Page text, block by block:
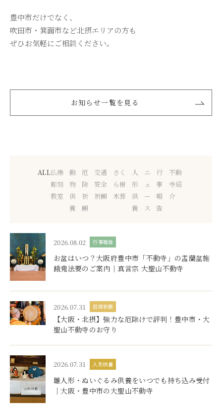
豊中市だけでなく、
吹田市・箕面市など北摂エリアの方も
ぜひお気軽にご相談ください。
お知らせ一覧を見る
ALL仏像
彫刻
教室
動
物
供
養
厄
除
祈
願
交通
安全
祈願
さく
ら樹
木葬
人
形
供
養
ニ
ュ
ー
ス
行
事
報
告
不動
寺紹
介
2026.08.02 行事報告
お盆はいつ？大阪府豊中市「不動寺」の盂蘭盆施
餓鬼法要のご案内｜真言宗 大聖山不動寺
2026.07.31 厄除祈願
【大阪・北摂】強力な厄除けで評判！豊中市・大
聖山不動寺のお守り
2026.07.31 人形供養
雛人形・ぬいぐるみ供養をいつでも持ち込み受付
｜大阪・豊中市の大聖山不動寺